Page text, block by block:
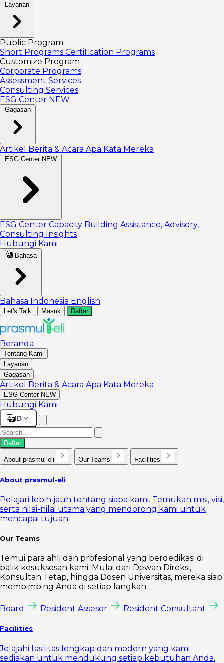
Layanan
Public Program
Short Programs Certification Programs
Customize Program
Corporate Programs
Assessment Services
Consulting Services
ESG Center NEW
Gagasan
Artikel Berita & Acara Apa Kata Mereka
ESG Center NEW
ESG Center Capacity Building Assistance, Advisory,
Consulting Insights
Hubungi Kami
Bahasa
Bahasa Indonesia English
Let's Talk Masuk Daftar
Beranda
Tentang Kami
Layanan
Gagasan
Artikel Berita & Acara Apa Kata Mereka
ESG Center NEW
Hubungi Kami
ID
Daftar
About prasmul-eli Our Teams Facilities
About prasmul-eli
Pelajari lebih jauh tentang siapa kami. Temukan misi, visi,
serta nilai-nilai utama yang mendorong kami untuk
mencapai tujuan.
Our Teams
Temui para ahli dan profesional yang berdedikasi di
balik kesuksesan kami. Mulai dari Dewan Direksi,
Konsultan Tetap, hingga Dosen Universitas, mereka siap
membimbing Anda di setiap langkah.
Board Resident Assesor Resident Consultant
Facilities
Jelajahi fasilitas lengkap dan modern yang kami
sediakan untuk mendukung setiap kebutuhan Anda.